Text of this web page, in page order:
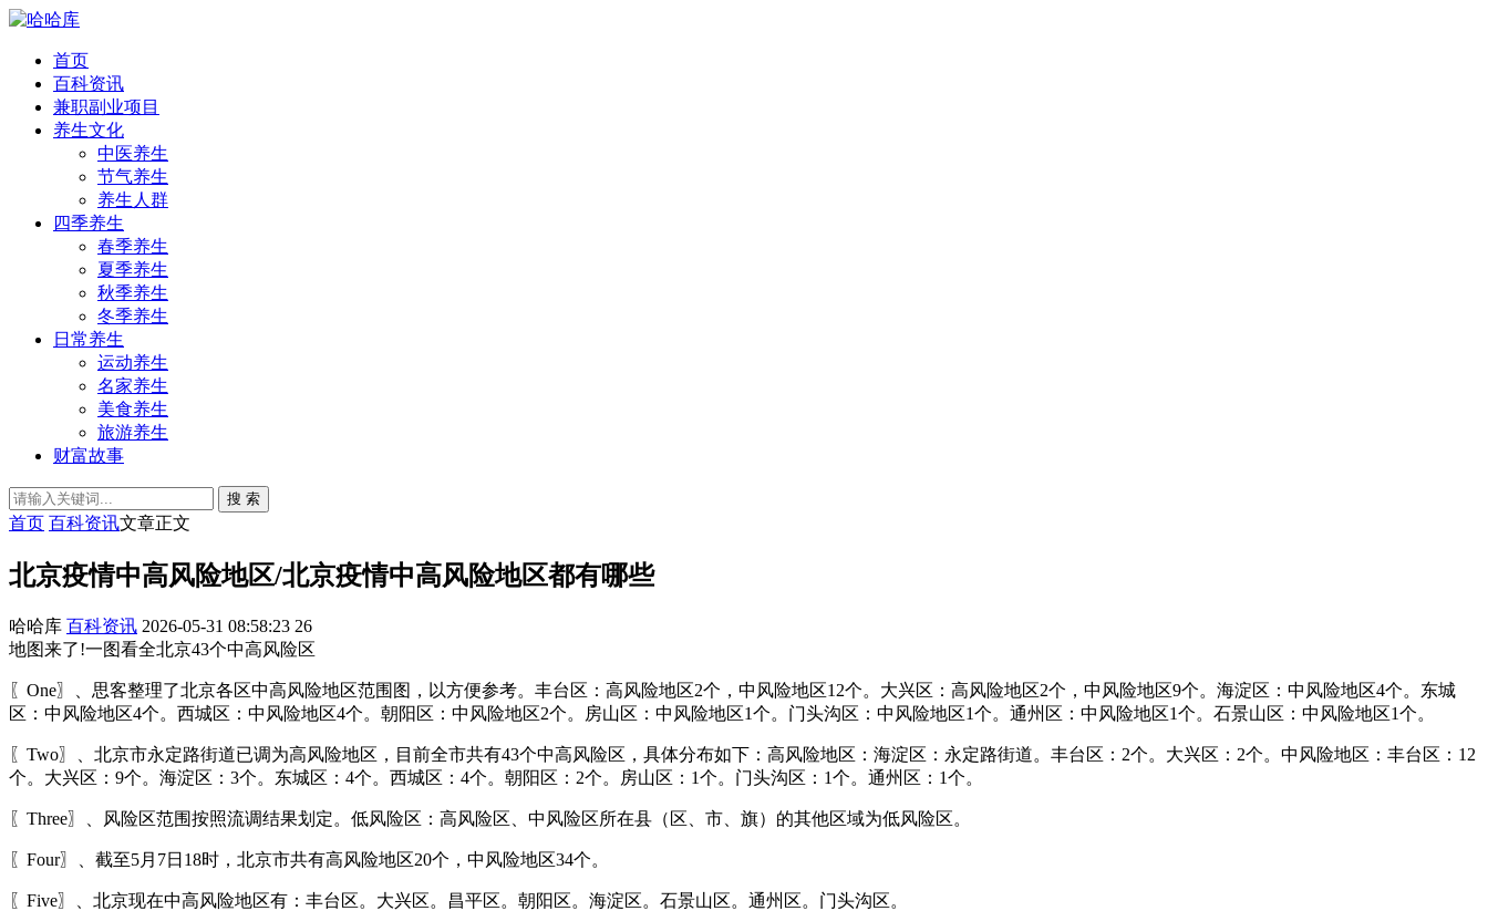
首页
百科资讯
兼职副业项目
养生文化
中医养生
节气养生
养生人群
四季养生
春季养生
夏季养生
秋季养生
冬季养生
日常养生
运动养生
名家养生
美食养生
旅游养生
财富故事
搜 索
首页 百科资讯文章正文
北京疫情中高风险地区/北京疫情中高风险地区都有哪些
哈哈库 百科资讯 2026-05-31 08:58:23 26
地图来了!一图看全北京43个中高风险区
〖One〗、思客整理了北京各区中高风险地区范围图，以方便参考。丰台区：高风险地区2个，中风险地区12个。大兴区：高风险地区2个，中风险地区9个。海淀区：中风险地区4个。东城
区：中风险地区4个。西城区：中风险地区4个。朝阳区：中风险地区2个。房山区：中风险地区1个。门头沟区：中风险地区1个。通州区：中风险地区1个。石景山区：中风险地区1个。
〖Two〗、北京市永定路街道已调为高风险地区，目前全市共有43个中高风险区，具体分布如下：高风险地区：海淀区：永定路街道。丰台区：2个。大兴区：2个。中风险地区：丰台区：12
个。大兴区：9个。海淀区：3个。东城区：4个。西城区：4个。朝阳区：2个。房山区：1个。门头沟区：1个。通州区：1个。
〖Three〗、风险区范围按照流调结果划定。低风险区：高风险区、中风险区所在县（区、市、旗）的其他区域为低风险区。
〖Four〗、截至5月7日18时，北京市共有高风险地区20个，中风险地区34个。
〖Five〗、北京现在中高风险地区有：丰台区。大兴区。昌平区。朝阳区。海淀区。石景山区。通州区。门头沟区。